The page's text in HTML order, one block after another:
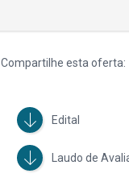
Compartilhe esta oferta:
Edital
Laudo de